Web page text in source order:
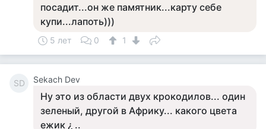
посадит...он же памятник...карту себе
купи...лапоть)))
5 лет 0 1
SD Sekach Dev
Ну это из области двух крокодилов... один
зеленый, другой в Африку... какого цвета
ежик ¿ ..